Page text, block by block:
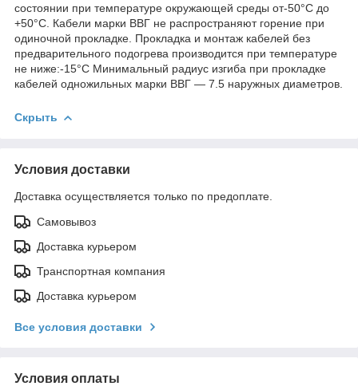
состоянии при температуре окружающей среды от-50°С до
+50°С. Кабели марки ВВГ не распространяют горение при
одиночной прокладке. Прокладка и монтаж кабелей без
предварительного подогрева производится при температуре
не ниже:-15°С Минимальный радиус изгиба при прокладке
кабелей одножильных марки ВВГ — 7.5 наружных диаметров.
Скрыть
Условия доставки
Доставка осуществляется только по предоплате.
Самовывоз
Доставка курьером
Транспортная компания
Доставка курьером
Все условия доставки
Условия оплаты